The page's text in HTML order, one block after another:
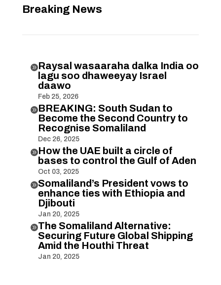
Breaking News
Raysal wasaaraha dalka India oo
lagu soo dhaweeyay Israel
daawo
Feb 25, 2026
BREAKING: South Sudan to
Become the Second Country to
Recognise Somaliland
Dec 26, 2025
How the UAE built a circle of
bases to control the Gulf of Aden
Oct 03, 2025
Somaliland’s President vows to
enhance ties with Ethiopia and
Djibouti
Jan 20, 2025
The Somaliland Alternative:
Securing Future Global Shipping
Amid the Houthi Threat
Jan 20, 2025